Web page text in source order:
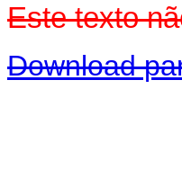
Este texto
Download